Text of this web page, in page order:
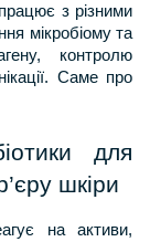
з різними
мікробіому та
контролю
Саме про
для
шкіри
на активи,